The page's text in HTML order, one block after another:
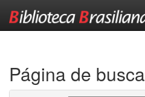
Página de busca